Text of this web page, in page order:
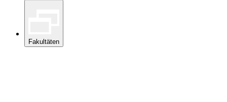
Fakultäten